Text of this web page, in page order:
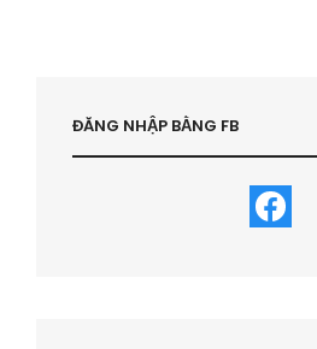
HƯU
SỚM
?
ĐĂNG NHẬP BẰNG FB